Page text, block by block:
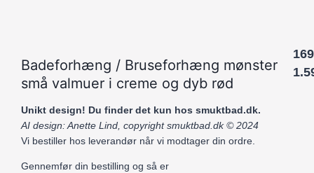
Badeforhæng / Bruseforhæng mønster
små valmuer i creme og dyb rød
Unikt design! Du finder det kun hos smuktbad.dk.
AI design: Anette Lind, copyright smuktbad.dk © 2024
Vi bestiller hos leverandør når vi modtager din ordre.
Gennemfør din bestilling og så er